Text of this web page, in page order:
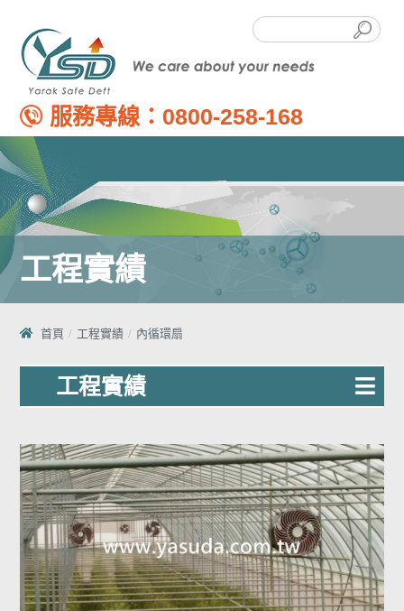
服務專線： 0800-258-168
工程實績
首頁 工程實績 內循環扇
工程實績